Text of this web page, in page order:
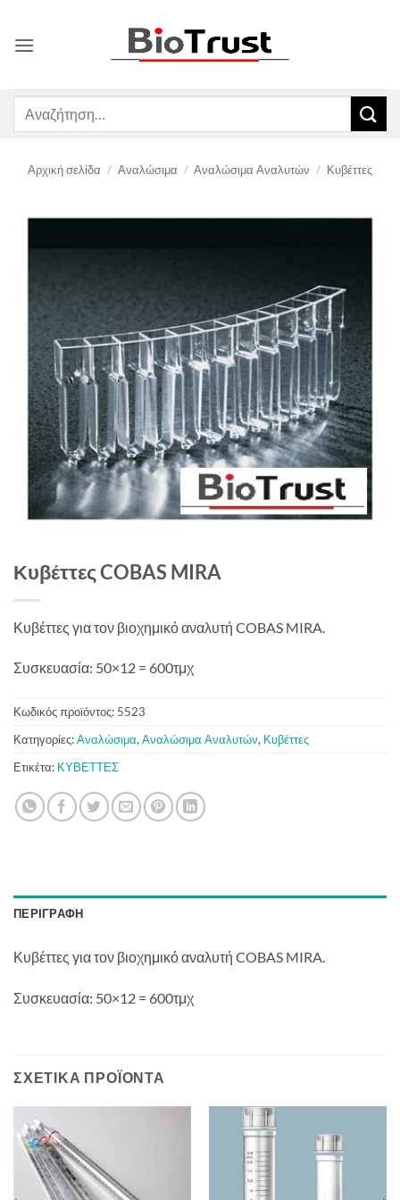
περιεχόμενο
Αναζήτηση
Αρχική σελίδα / Αναλώσιμα / Αναλώσιμα Αναλυτών / Κυβέττες
Κυβέττες COBAS MIRA
Κυβέττες για τον βιοχημικό αναλυτή COBAS MIRA.
Συσκευασία: 50×12 = 600τμχ
Κωδικός προϊόντος: 5523
Κατηγορίες:Αναλώσιμα,Αναλώσιμα Αναλυτών, Κυβέττες
Ετικέτα: ΚΥΒΕΤΤΕΣ
ΠΕΡΙΓΡΑΦΉ
Κυβέττες για τον βιοχημικό αναλυτή COBAS MIRA.
Συσκευασία: 50×12 = 600τμχ
ΣΧΕΤΙΚΆ ΠΡΟΪΌΝΤΑ